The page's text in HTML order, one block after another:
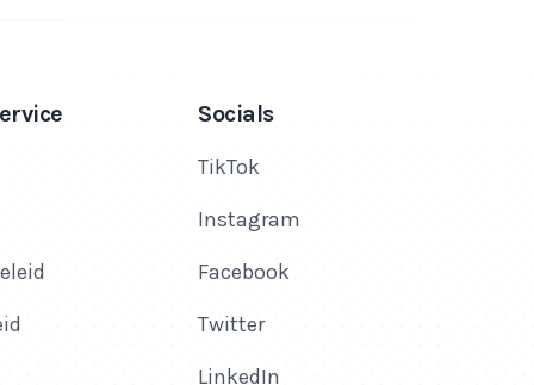
Socials
TikTok
Instagram
Facebook
Twitter
LinkedIn